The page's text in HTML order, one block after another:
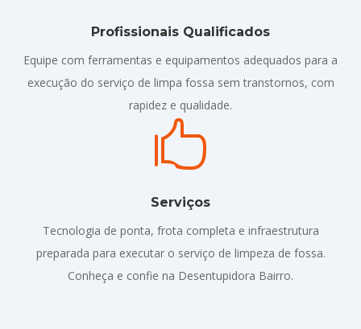
Profissionais Qualificados
Equipe com ferramentas e equipamentos adequados para a
execução do serviço de limpa fossa sem transtornos, com
rapidez e qualidade.

Serviços
Tecnologia de ponta, frota completa e infraestrutura
preparada para executar o serviço de limpeza de fossa.
Conheça e confie na Desentupidora Bairro.